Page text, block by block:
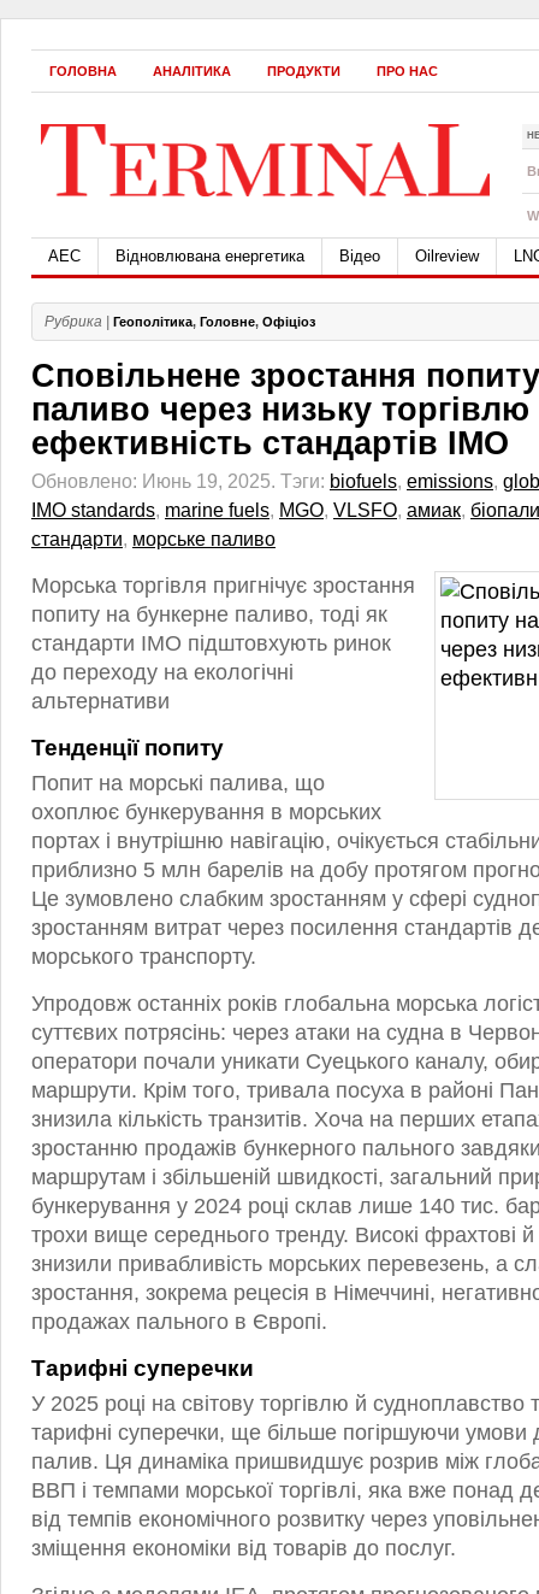
ГОЛОВНА АНАЛІТИКА ПРОДУКТИ ПРО НАС
АЕС Відновлювана енергетика Відео Oilreview
Рубрика | Геополітика, Головне, Офіціоз
Сповільнене зростання
паливо через низьку торгівлю
ефективність стандартів IMO
Обновлено: Июнь 19, 2025. Тэги: biofuels, emissions,
IMO standards, marine fuels, MGO, VLSFO, амиак,
стандарти, морське паливо
Морська торгівля пригнічує зростання
попиту на бункерне паливо, тоді як
стандарти IMO підштовхують ринок
до переходу на екологічні
альтернативи
Тенденції попиту
Попит на морські палива, що
охоплює бункерування в морських
портах і внутрішню навігацію, очікується
приблизно 5 млн барелів на добу протягом
Це зумовлено слабким зростанням у сфері
зростанням витрат через посилення стандартів
морського транспорту.
Упродовж останніх років глобальна морська
суттєвих потрясінь: через атаки на судна в
оператори почали уникати Суецького каналу,
маршрути. Крім того, тривала посуха в районі
знизила кількість транзитів. Хоча на перших
зростанню продажів бункерного пального
маршрутам і збільшеній швидкості, загальний
бункерування у 2024 році склав лише 140 тис.
трохи вище середнього тренду. Високі фрахтові
знизили привабливість морських перевезень, а
зростання, зокрема рецесія в Німеччині,
продажах пального в Європі.
Тарифні суперечки
У 2025 році на світову торгівлю й судноплавство
тарифні суперечки, ще більше погіршуючи умови
палив. Ця динаміка пришвидшує розрив між
ВВП і темпами морської торгівлі, яка вже понад
від темпів економічного розвитку через
зміщення економіки від товарів до послуг.